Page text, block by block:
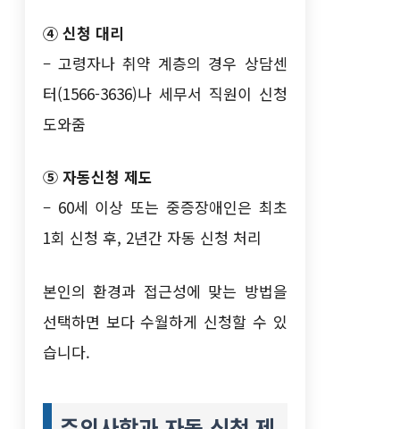
④ 신청 대리
– 고령자나 취약 계층의 경우 상담센
터(1566-3636)나 세무서 직원이 신청
도와줌
⑤ 자동신청 제도
– 60세 이상 또는 중증장애인은 최초
1회 신청 후, 2년간 자동 신청 처리
본인의 환경과 접근성에 맞는 방법을
선택하면 보다 수월하게 신청할 수 있
습니다.